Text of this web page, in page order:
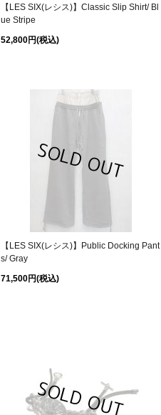
【LES SIX(レシス)】Classic Slip Shirt/ Bl
ue Stripe
52,800円(税込)
【LES SIX(レシス)】Public Docking Pant
s/ Gray
71,500円(税込)